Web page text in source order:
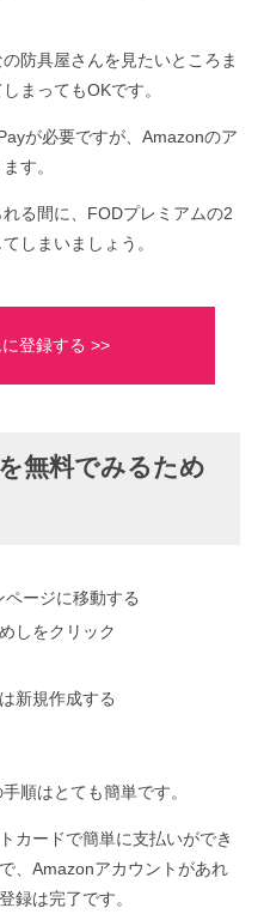
防具屋さんを見たいところま
まってもOKです。
が必要ですが、Amazonのア
す。
る間に、FODプレミアムの2
しまいましょう。
登録する >>
無料でみるため
ージに移動する
しをクリック
新規作成する
順はとても簡単です。
カードで簡単に支払いができ
、Amazonアカウントがあれ
録は完了です。